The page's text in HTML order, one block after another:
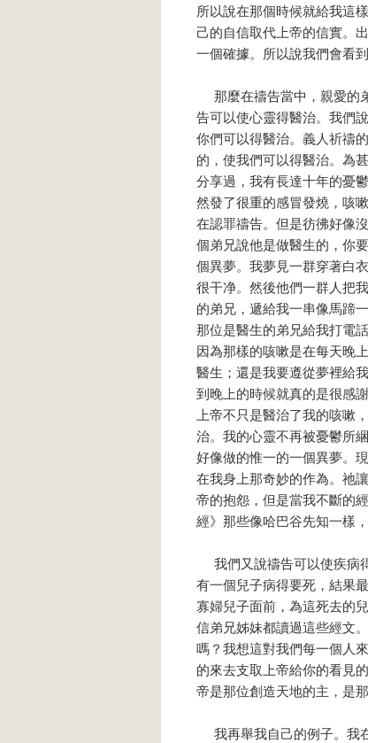
所以說在那個時候就給我這
己的自信取代上帝的信實。
一個確據。所以說我們會看
那麼在禱告當中，親愛的
告可以使心靈得醫治。我們
你們可以得醫治。義人祈禱
的，使我們可以得醫治。為
分享過，我有長達十年的憂
然發了很重的感冒發燒，咳
在認罪禱告。但是彷彿好像
個弟兄說他是做醫生的，你
個異夢。我夢見一群穿著白
很干净。然後他們一群人把
的弟兄，遞給我一串像馬蹄
那位是醫生的弟兄給我打電
因為那樣的咳嗽是在每天晚
醫生；還是我要遵從夢裡給
到晚上的時候就真的是很感
上帝不只是醫治了我的咳嗽
治。我的心靈不再被憂鬱所
好像做的惟一的一個異夢。
在我身上那奇妙的作為。祂
帝的抱怨，但是當我不斷的
經》那些像哈巴谷先知一樣
我們又說禱告可以使疾病
有一個兒子病得要死，結果
寡婦兒子面前，為這死去的
信弟兄姊妹都讀過這些經文
嗎？我想這對我們每一個人
的來去支取上帝給你的看見
帝是那位創造天地的主，是
我再舉我自己的例子。我